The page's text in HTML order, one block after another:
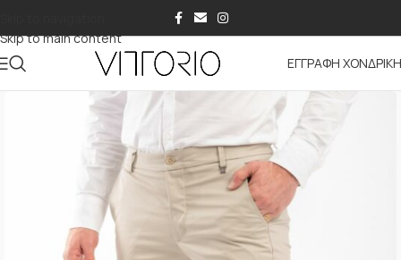
Skip to main content
ΕΓΓΡΑΦΗ